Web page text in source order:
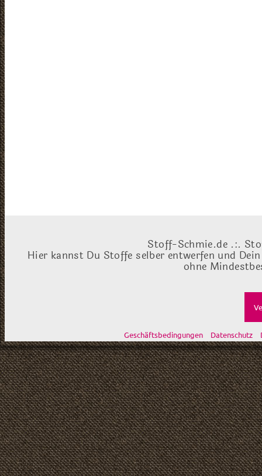
Stoff-Schmie.de .:.
Hier kannst Du Stoffe selber entwerfen und
ohne
Geschäftsbedingungen Datenschutz